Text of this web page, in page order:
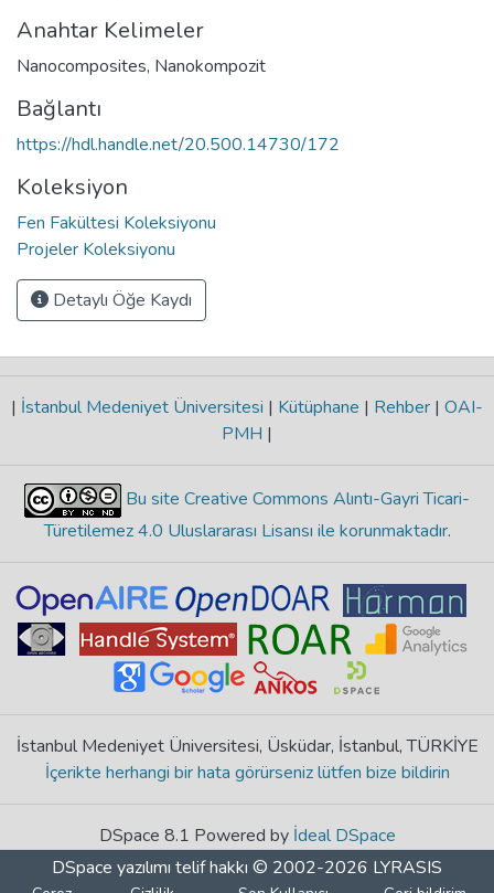
Anahtar Kelimeler
Nanocomposites, Nanokompozit
Bağlantı
https://hdl.handle.net/20.500.14730/172
Koleksiyon
Fen Fakültesi Koleksiyonu
Projeler Koleksiyonu
Detaylı Öğe Kaydı
| İstanbul Medeniyet Üniversitesi | Kütüphane | Rehber | OAI-
PMH |
Bu site Creative Commons Alıntı-Gayri Ticari-
Türetilemez 4.0 Uluslararası Lisansı ile korunmaktadır.
İstanbul Medeniyet Üniversitesi, Üsküdar, İstanbul, TÜRKİYE
İçerikte herhangi bir hata görürseniz lütfen bize bildirin
DSpace 8.1 Powered by İdeal DSpace
DSpace yazılımı telif hakkı © 2002-2026 LYRASIS